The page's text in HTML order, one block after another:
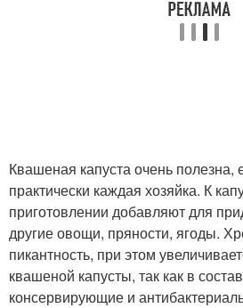
Квашеная капуста очень полезна,
практически каждая хозяйка. К
приготовлении добавляют для
другие овощи, пряности, ягоды.
пикантность, при этом
квашеной капусты, так как в
консервирующие и